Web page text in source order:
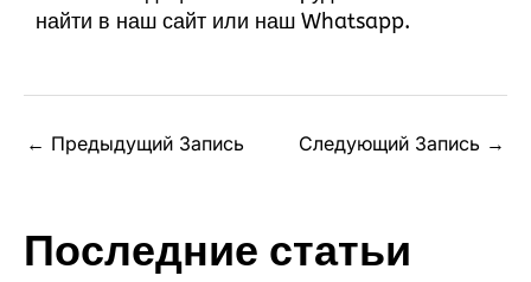
Последние статьи
найти в наш сайт или наш Whatsapp.
← Предыдущий Запись Следующий Запись →